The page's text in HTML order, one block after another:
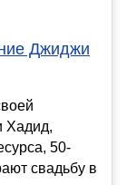
Джиджи
Хадид,
50-
свадьбу в